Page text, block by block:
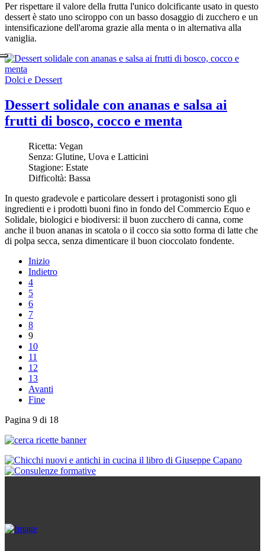
Per rispettare il valore della frutta l'unico dolcificante usato in questo
dessert è stato uno sciroppo con un basso dosaggio di zucchero e un
intensificazione dell'aroma grazie alla menta o in alternativa alla
vaniglia.
Dolci e Dessert
Dessert solidale con ananas e salsa ai
frutti di bosco, cocco e menta
Ricetta: Vegan
Senza: Glutine, Uova e Latticini
Stagione: Estate
Difficoltà: Bassa
In questo gradevole e particolare dessert i protagonisti sono gli
ingredienti e i prodotti buoni fino in fondo del Commercio Equo e
Solidale, biologici e biodiversi: il buon zucchero di canna, come
anche il buon ananas in scatola o il cocco sia sotto forma di latte che
di polpa secca, senza dimenticare il buon cioccolato fondente.
Inizio
Indietro
4
5
6
7
8
9
10
11
12
13
Avanti
Fine
Pagina 9 di 18